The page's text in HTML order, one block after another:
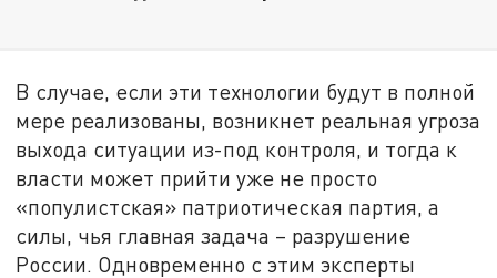
В случае, если эти технологии будут в полной
мере реализованы, возникнет реальная угроза
выхода ситуации из-под контроля, и тогда к
власти может прийти уже не просто
«популистская» патриотическая партия, а
силы, чья главная задача – разрушение
России. Одновременно с этим эксперты